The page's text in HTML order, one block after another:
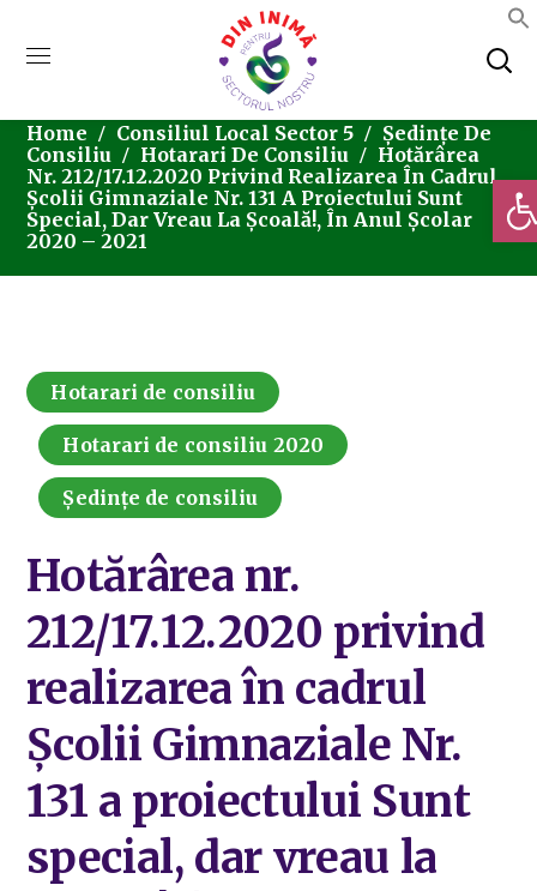
Home Consiliul Local Sector 5
Ședințe De
Consiliu
Hotarari De Consiliu
Hotărârea
Nr. 212/17.12.2020 Privind Realizarea În Cadrul
Școlii Gimnaziale Nr. 131 A Proiectului Sunt
Special, Dar Vreau La Școală!, În Anul Școlar
2020 – 2021
Hotarari de consiliu
Hotarari de consiliu 2020
Ședințe de consiliu
Hotărârea nr.
212/17.12.2020 privind
realizarea în cadrul
Școlii Gimnaziale Nr.
131 a proiectului Sunt
special, dar vreau la